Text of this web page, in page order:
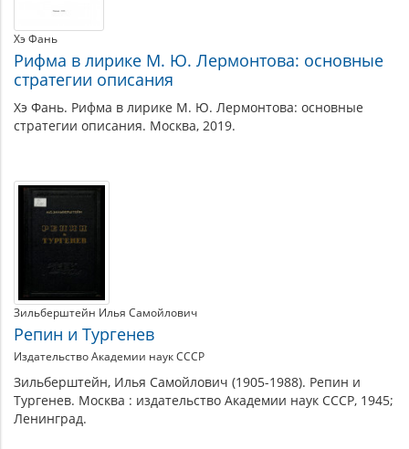
Хэ Фань
Рифма в лирике М. Ю. Лермонтова: основные
стратегии описания
Хэ Фань. Рифма в лирике М. Ю. Лермонтова: основные
стратегии описания. Москва, 2019.
Зильберштейн Илья Самойлович
Репин и Тургенев
Издательство Академии наук СССР
Зильберштейн, Илья Самойлович (1905-1988). Репин и
Тургенев. Москва : издательство Академии наук СССР, 1945;
Ленинград.